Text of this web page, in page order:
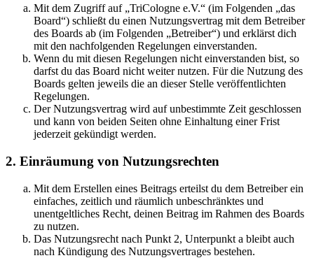
Mit dem Zugriff auf „TriCologne e.V.“ (im Folgenden „das
Board“) schließt du einen Nutzungsvertrag mit dem Betreiber
des Boards ab (im Folgenden „Betreiber“) und erklärst dich
mit den nachfolgenden Regelungen einverstanden.
Wenn du mit diesen Regelungen nicht einverstanden bist, so
darfst du das Board nicht weiter nutzen. Für die Nutzung des
Boards gelten jeweils die an dieser Stelle veröffentlichten
Regelungen.
Der Nutzungsvertrag wird auf unbestimmte Zeit geschlossen
und kann von beiden Seiten ohne Einhaltung einer Frist
jederzeit gekündigt werden.
2. Einräumung von Nutzungsrechten
Mit dem Erstellen eines Beitrags erteilst du dem Betreiber ein
einfaches, zeitlich und räumlich unbeschränktes und
unentgeltliches Recht, deinen Beitrag im Rahmen des Boards
zu nutzen.
Das Nutzungsrecht nach Punkt 2, Unterpunkt a bleibt auch
nach Kündigung des Nutzungsvertrages bestehen.